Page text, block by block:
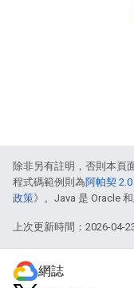
除非另有註明，否則本頁
程式碼範例則為阿帕契
政策》。Java 是 Oracle
上次更新時間：2026-04-
網誌